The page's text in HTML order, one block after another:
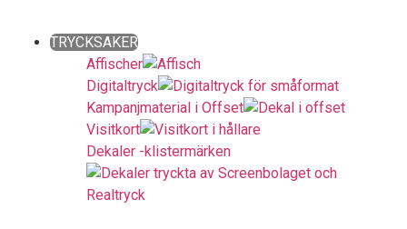
TRYCKSAKER
Affischer
Digitaltryck
Kampanjmaterial i Offset
Visitkort
Dekaler -klistermärken